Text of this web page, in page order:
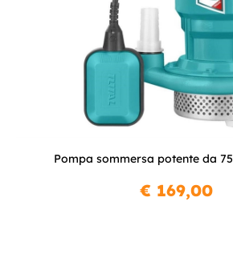
Pompa sommersa potente da
€ 169,00